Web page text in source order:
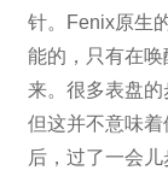
针。Fenix原生
能的，只有在
来。很多表盘的
但这并不意味
后，过了一会儿